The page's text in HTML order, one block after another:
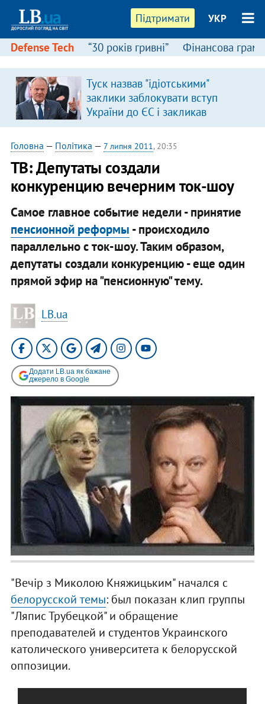
Підтримати УКР
Defense Tech “30 років гривні” Фінансова
Туск назвав "ідіотськими"
заклики заблокувати вступ
України до ЄС і закликав
припинити антиукраїнську
риторику
Головна — Політика — 7 липня 2011, 20:35
ТВ: Депутаты создали
конкуренцию вечерним ток-шоу
Самое главное событие недели - принятие
пенсионной реформы - происходило
параллельно с ток-шоу. Таким образом,
депутаты создали конкуренцию - еще один
прямой эфир на "пенсионную" тему.
LB.ua
Додати LB.ua як бажане
джерело в Google
"Вечiр з Миколою Княжицьким" начался с
белорусской темы: был показан клип группы
"Ляпис Трубецкой" и обращение
преподавателей и студентов Украинского
католического университета к белорусской
оппозиции.